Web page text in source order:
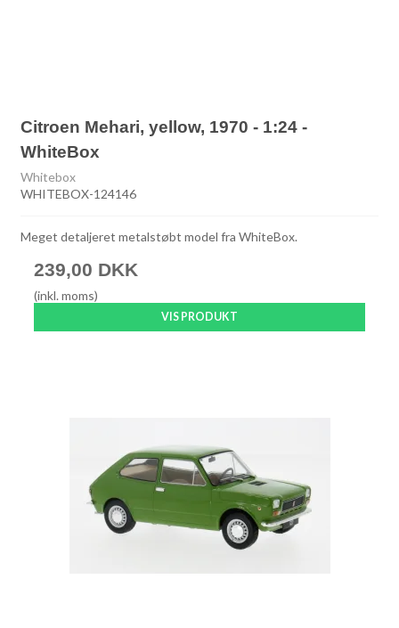
Citroen Mehari, yellow, 1970 - 1:24 -
WhiteBox
Whitebox
WHITEBOX-124146
Meget detaljeret metalstøbt model fra WhiteBox.
239,00 DKK
(inkl. moms)
VIS PRODUKT